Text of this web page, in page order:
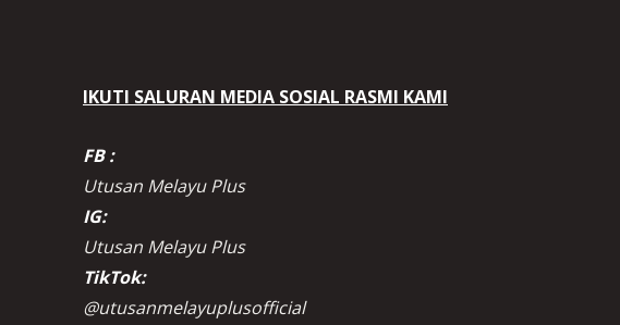
IKUTI SALURAN MEDIA SOSIAL RASMI KAMI
FB :
Utusan Melayu Plus
IG:
Utusan Melayu Plus
TikTok:
@utusanmelayuplusofficial